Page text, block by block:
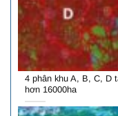
4 phân khu A, B, C, D
hơn 16000ha